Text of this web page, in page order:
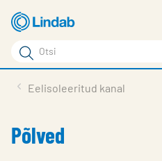
Mine
põhisisu
juurde
Otsi
Otsi
Meist
Eelisoleeritud kanal
Põlved